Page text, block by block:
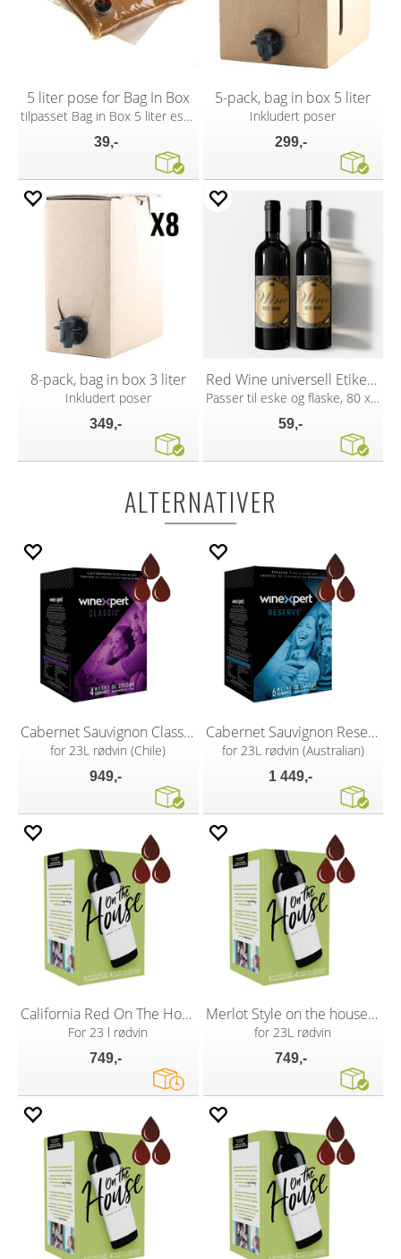
5 liter pose for Bag In Box
tilpasset Bag in Box 5 liter eske
39,-
5-pack, bag in box 5 liter
Inkludert poser
299,-
8-pack, bag in box 3 liter
Inkludert poser
349,-
Red Wine universell Etikett 30 stk
Passer til eske og flaske, 80 x 110 mm
59,-
ALTERNATIVER
Cabernet Sauvignon Classic vinsett
for 23L rødvin (Chile)
949,-
Cabernet Sauvignon Reserve vinsett
for 23L rødvin (Australian)
1 449,-
California Red On The House vinsett
For 23 l rødvin
749,-
Merlot Style on the house vinsett
for 23L rødvin
749,-